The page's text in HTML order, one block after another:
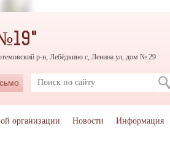
р-н, Лебёдкино с, Ленина ул, дом № 29
организации Новости Информация